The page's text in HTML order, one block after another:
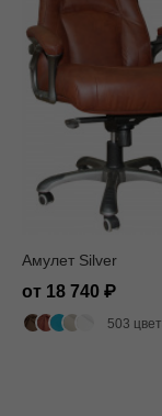
Амулет Silver
от 18 740
503